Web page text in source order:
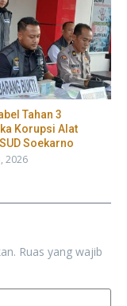
Tahan 3
Korupsi Alat
Soekarno
2026
Ruas yang wajib